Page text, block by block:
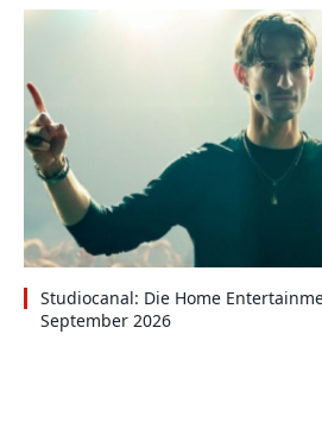
Studiocanal: Die Home
September 2026